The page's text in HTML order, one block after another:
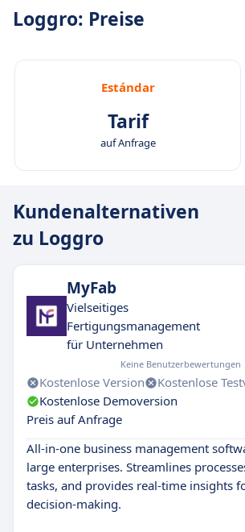
Loggro: Preise
Estándar
Tarif
auf Anfrage
Kundenalternativen
zu Loggro
MyFab
Vielseitiges
Fertigungsmanagement
für Unternehmen
Keine Benutzerbewertungen
Kostenlose Version
Kostenlose
Kostenlose Demoversion
Preis auf Anfrage
All-in-one business management
large enterprises. Streamlines
tasks, and provides real-time insights
decision-making.